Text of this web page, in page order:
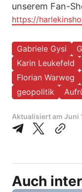
unserem Fan-
https://
Gabriele Gysi
Karin Leukefeld
Florian Warweg
geopolitik
Aktualisiert am Juni
Auch